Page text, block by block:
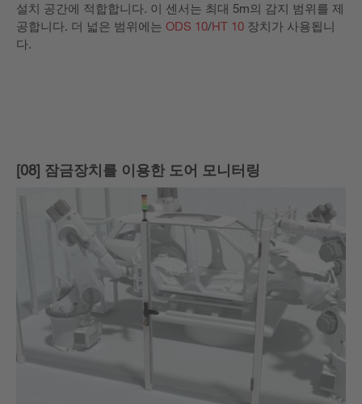
설치 공간에 적합합니다. 이 센서는 최대 5m의 감지 범위를 제
공합니다. 더 넓은 범위에는 ODS 10/HT 10 장치가 사용됩니
다.
[08] 잠금장치를 이용한 도어 모니터링